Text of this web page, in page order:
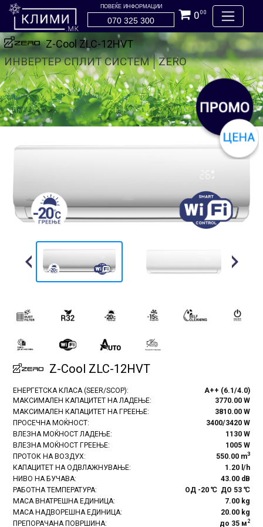
ПОВЕЌЕ ИНФОРМАЦИИ
070 325 300 000
Z-Cool ZLC-12HVT
ИНВЕРТЕР СПЛИТ СИСТЕМ ZERO
Previous Next
Z-Cool ZLC-12HVT
ЕНЕРГЕТСКА КЛАСА (SEER/SCOP):
A++ (6.1/4.0)
МАКСИМАЛЕН КАПАЦИТЕТ НА ЛАДЕЊЕ:
3770.00 W
МАКСИМАЛЕН КАПАЦИТЕТ НА ГРЕЕЊЕ:
3810.00 W
ПРОСЕЧНА МОЌНОСТ:
3400/3420 W
ВЛЕЗНА МОЌНОСТ ЛАДЕЊЕ:
1130 W
ВЛЕЗНА МОЌНОСТ ГРЕЕЊЕ:
1005 W
ПРОТОК НА ВОЗДУХ:
550.00 m3
КАПАЦИТЕТ НА ОДВЛАЖНУВАЊЕ:
1.20 l/h
НИВО НА БУЧАВА:
43.00 dB
РАБОТНА ТЕМПЕРАТУРА:
ОД -20 ℃ ДО 53 ℃
МАСА ВНАТРЕШНА ЕДИНИЦА:
7.00 kg
МАСА НАДВОРЕШНА ЕДИНИЦА:
20.00 kg
ПРЕПОРАЧАНА ПОВРШИНА:
до 35 м2